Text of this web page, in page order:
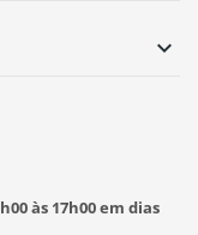
às 17h00 em dias
